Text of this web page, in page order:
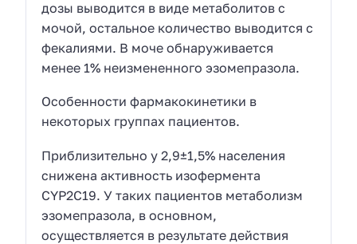
дозы выводится в виде метаболитов с
мочой, остальное количество выводится с
фекалиями. В моче обнаруживается
менее 1% неизмененного эзомепразола.
Особенности фармакокинетики в
некоторых группах пациентов.
Приблизительно у 2,9±1,5% населения
снижена активность изофермента
CYP2C19. У таких пациентов метаболизм
эзомепразола, в основном,
осуществляется в результате действия